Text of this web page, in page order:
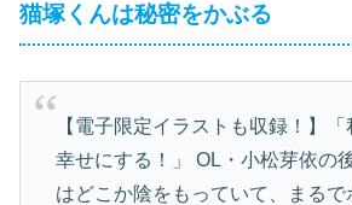
猫塚くんは秘密をかぶる
【電子限定イラストも収録！】
幸せにする！」 OL・小松芽依の
はどこか陰をもっていて、まるで